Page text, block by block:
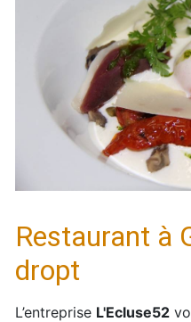
Restaurant à
dropt
L’entreprise L'Ecluse52